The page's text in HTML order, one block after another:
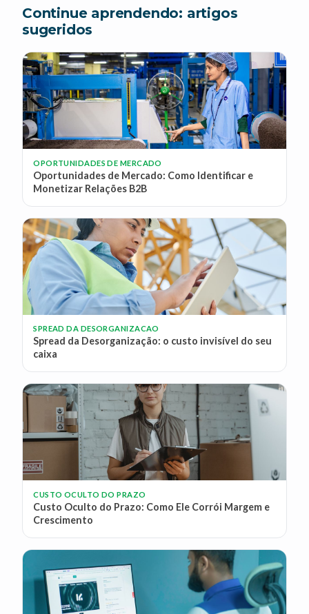
Continue aprendendo: artigos
sugeridos
OPORTUNIDADES DE MERCADO
Oportunidades de Mercado: Como Identificar e
Monetizar Relações B2B
SPREAD DA DESORGANIZACAO
Spread da Desorganização: o custo invisível do seu
caixa
CUSTO OCULTO DO PRAZO
Custo Oculto do Prazo: Como Ele Corrói Margem e
Crescimento